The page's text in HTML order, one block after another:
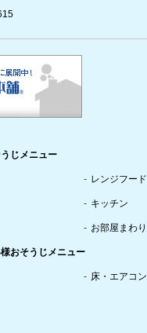
じメニュー
レンジフード
キッチン
お部屋まわり
おそうじメニュー
床・エアコン